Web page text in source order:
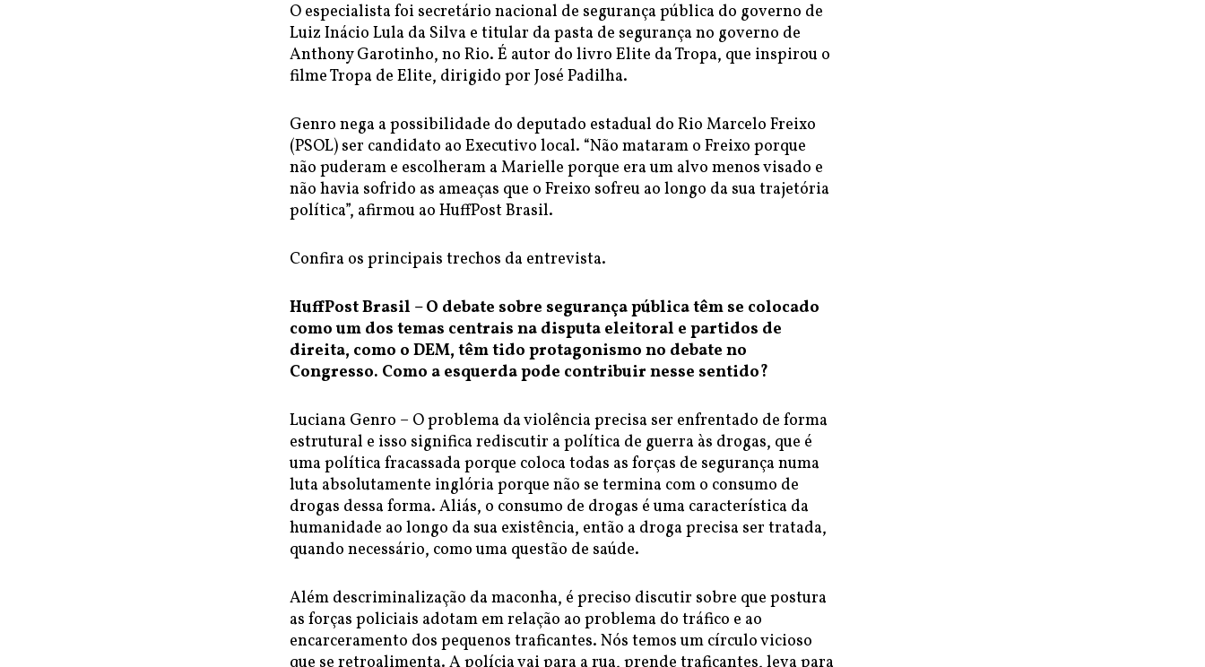
O especialista foi secretário nacional de segurança pública do governo de
Luiz Inácio Lula da Silva e titular da pasta de segurança no governo de
Anthony Garotinho, no Rio. É autor do livro Elite da Tropa, que inspirou o
filme Tropa de Elite, dirigido por José Padilha.
Genro nega a possibilidade do deputado estadual do Rio Marcelo Freixo
(PSOL) ser candidato ao Executivo local. “Não mataram o Freixo porque
não puderam e escolheram a Marielle porque era um alvo menos visado e
não havia sofrido as ameaças que o Freixo sofreu ao longo da sua trajetória
política”, afirmou ao HuffPost Brasil.
Confira os principais trechos da entrevista.
HuffPost Brasil – O debate sobre segurança pública têm se colocado
como um dos temas centrais na disputa eleitoral e partidos de
direita, como o DEM, têm tido protagonismo no debate no
Congresso. Como a esquerda pode contribuir nesse sentido?
Luciana Genro – O problema da violência precisa ser enfrentado de forma
estrutural e isso significa rediscutir a política de guerra às drogas, que é
uma política fracassada porque coloca todas as forças de segurança numa
luta absolutamente inglória porque não se termina com o consumo de
drogas dessa forma. Aliás, o consumo de drogas é uma característica da
humanidade ao longo da sua existência, então a droga precisa ser tratada,
quando necessário, como uma questão de saúde.
Além descriminalização da maconha, é preciso discutir sobre que postura
as forças policiais adotam em relação ao problema do tráfico e ao
encarceramento dos pequenos traficantes. Nós temos um círculo vicioso